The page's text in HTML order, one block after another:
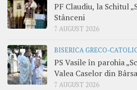
PF Claudiu, la Schitul
Stânceni
7 AUGUST 2026
BISERICA GRECO-
PS Vasile în parohia
Valea Caselor din
7 AUGUST 2026